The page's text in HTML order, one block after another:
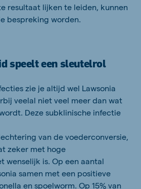
resultaat lijken te leiden, kunnen
bespreking worden.
speelt een sleutelrol
zie je altijd wel Lawsonia
veelal niet veel meer dan wat
Deze subklinische infectie
van de voederconversie,
zeker met hoge
wenselijk is. Op een aantal
samen met een positieve
en spoelworm. Op 15% van